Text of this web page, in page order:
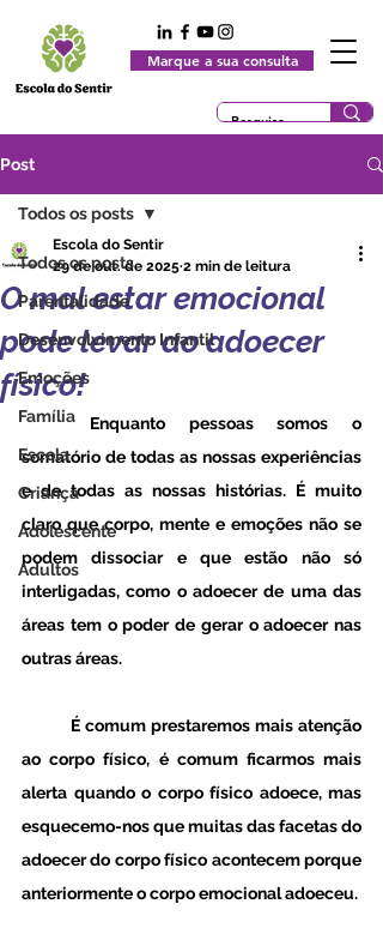
Marque a sua consulta
Post
Todos os posts
Parentalidade
Desenvolvimento Infantil
Emoções
Família
Escola
Criança
Adolescente
Adultos
Todos os posts
O mal estar emocional
pode levar ao adoecer
físico!
Escola do Sentir
29 de out. de 2025 2 min de leitura
	Enquanto pessoas somos o
somatório de todas as nossas experiências
e de todas as nossas histórias. É muito
claro que corpo, mente e emoções não se
podem dissociar e que estão não só
interligadas, como o adoecer de uma das
áreas tem o poder de gerar o adoecer nas
outras áreas.
ao corpo físico, é comum ficarmos mais
alerta quando o corpo físico adoece, mas
esquecemo-nos que muitas das facetas do
adoecer do corpo físico acontecem porque
anteriormente o corpo emocional adoeceu.